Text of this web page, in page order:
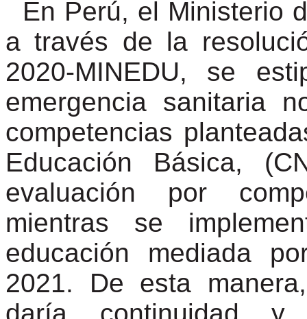
En Perú, el Ministerio
a través de la
2020-MINEDU, se
emergencia sanitaria
competencias
Educación Básica,
evaluación por
mientras se
educación mediada
2021. De esta
daría continuidad